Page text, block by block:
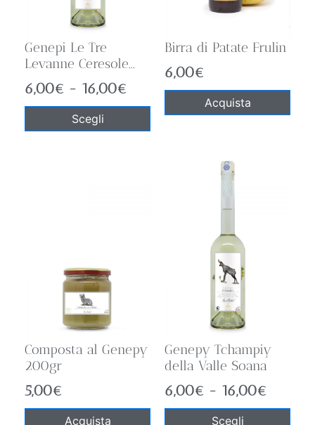
Genepi Le Tre
Levanne Ceresole...
6,00€ - 16,00€
Scegli
Birra di Patate Frulin
6,00€
Acquista
Composta al Genepy
200gr
5,00€
Acquista
Genepy Tchampiy
della Valle Soana
6,00€ - 16,00€
Scegli